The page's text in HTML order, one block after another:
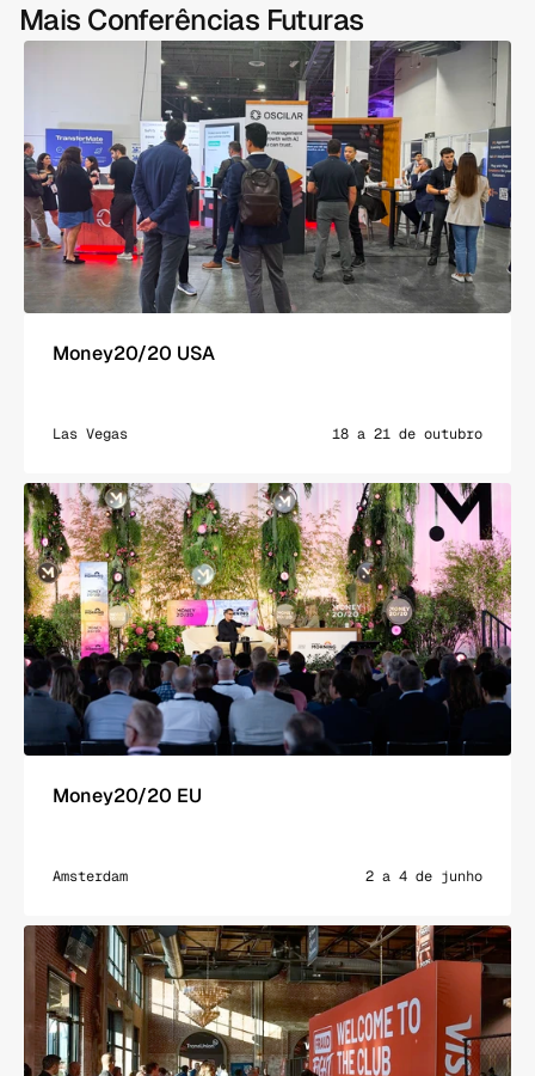
Mais Conferências Futuras
Money20/20 USA
Las Vegas 18 a 21 de outubro
Money20/20 EU
Amsterdam 2 a 4 de junho